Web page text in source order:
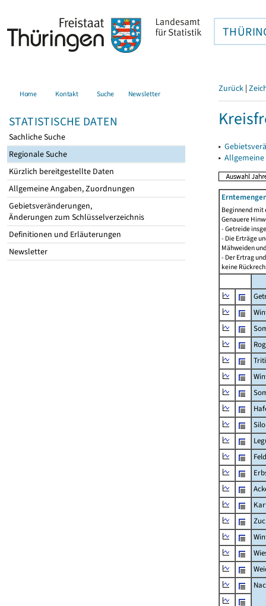
Home Kontakt Suche Newsletter
STATISTISCHE DATEN
Sachliche Suche
Regionale Suche
Kürzlich bereitgestellte Daten
Allgemeine Angaben, Zuordnungen
Gebietsveränderungen,
Änderungen zum Schlüsselverzeichnis
Definitionen und Erläuterungen
Newsletter
Zurück |
▸
▸
Beginnend mit
Genauere
- Getreide
- Die Erträge
Mähweiden
- Der Ertrag
keine